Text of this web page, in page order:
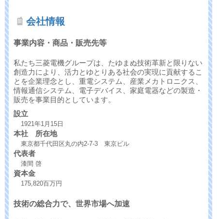
会社情報
事業内容・商品・販売先等
私たち三菱電機グループは、たゆまぬ技術革新と限りない
創造力により、活力とゆとりある社会の実現に貢献するこ
とを企業理念とし、重電システム、産業メカトロニクス、
情報通信システム、電子デバイス、家庭電器などの製造・
販売を事業目的としています。
設立
1921年1月15日
本社 所在地
東京都千代田区丸の内2-7-3 東京ビル
代表者
漆間 啓
資本金
175,820百万円
技術の総合力で、世界市場へ加速